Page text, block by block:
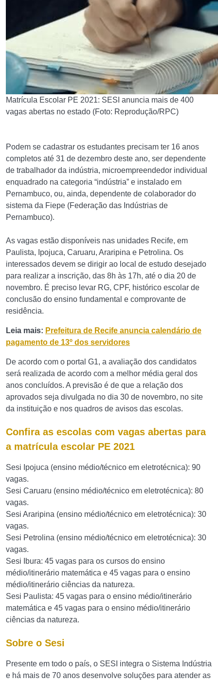
Matrícula Escolar PE 2021: SESI anuncia mais de 400
vagas abertas no estado (Foto: Reprodução/RPC)
Podem se cadastrar os estudantes precisam ter 16 anos
completos até 31 de dezembro deste ano, ser dependente
de trabalhador da indústria, microempreendedor individual
enquadrado na categoria “indústria” e instalado em
Pernambuco, ou, ainda, dependente de colaborador do
sistema da Fiepe (Federação das Indústrias de
Pernambuco).
As vagas estão disponíveis nas unidades Recife, em
Paulista, Ipojuca, Caruaru, Araripina e Petrolina. Os
interessados devem se dirigir ao local de estudo desejado
para realizar a inscrição, das 8h às 17h, até o dia 20 de
novembro. É preciso levar RG, CPF, histórico escolar de
conclusão do ensino fundamental e comprovante de
residência.
Leia mais: Prefeitura de Recife anuncia calendário de
pagamento de 13º dos servidores
De acordo com o portal G1, a avaliação dos candidatos
será realizada de acordo com a melhor média geral dos
anos concluídos. A previsão é de que a relação dos
aprovados seja divulgada no dia 30 de novembro, no site
da instituição e nos quadros de avisos das escolas.
Confira as escolas com vagas abertas para
a matrícula escolar PE 2021
Sesi Ipojuca (ensino médio/técnico em eletrotécnica): 90
vagas.
Sesi Caruaru (ensino médio/técnico em eletrotécnica): 80
vagas.
Sesi Araripina (ensino médio/técnico em eletrotécnica): 30
vagas.
Sesi Petrolina (ensino médio/técnico em eletrotécnica): 30
vagas.
Sesi Ibura: 45 vagas para os cursos do ensino
médio/itinerário matemática e 45 vagas para o ensino
médio/itinerário ciências da natureza.
Sesi Paulista: 45 vagas para o ensino médio/itinerário
matemática e 45 vagas para o ensino médio/itinerário
ciências da natureza.
Sobre o Sesi
Presente em todo o país, o SESI integra o Sistema Indústria
e há ​mais de 70 anos desenvolve soluções para atender as